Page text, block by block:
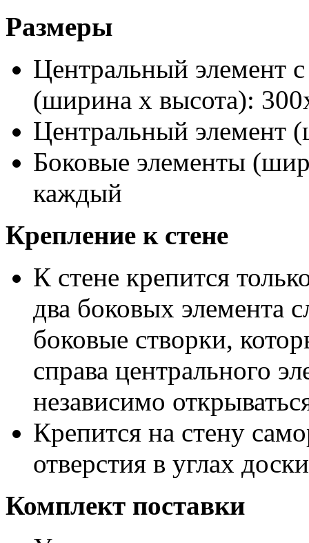
Размеры
Центральный элемент
(ширина х высота):
Центральный элемент
Боковые элементы
каждый
Крепление к стене
К стене крепится
два боковых элемента
боковые створки,
справа центрального
независимо
Крепится на стену
отверстия в углах доски
Комплект поставки